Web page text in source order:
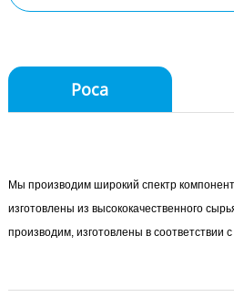
Роса
Мы производим широкий спектр
изготовлены из высококачественного
производим, изготовлены в соответствии